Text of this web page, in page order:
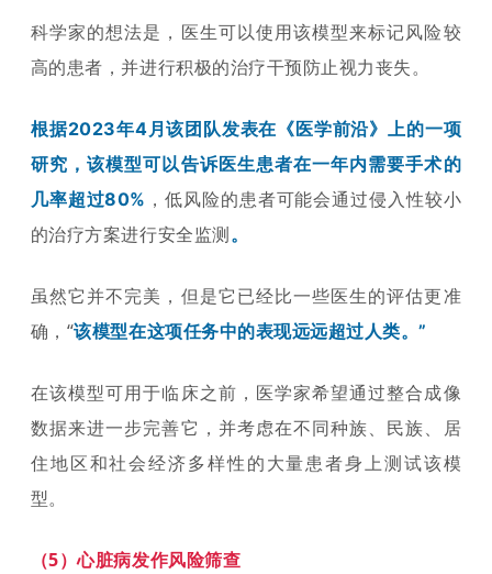
科学家的想法是，医生可以使用该模型来标记风险较
高的患者，并进行积极的治疗干预防止视力丧失。
根据2023年4月该团队发表在《医学前沿》上的一项
研究，该模型可以告诉医生患者在一年内需要手术的
几率超过80% ，低风险的患者可能会通过侵入性较小
的治疗方案进行安全监测。
虽然它并不完美，但是它已经比一些医生的评估更准
确，“该模型在这项任务中的表现远远超过人类。”
在该模型可用于临床之前，医学家希望通过整合成像
数据来进一步完善它，并考虑在不同种族、民族、居
住地区和社会经济多样性的大量患者身上测试该模
型。
（5）心脏病发作风险筛查